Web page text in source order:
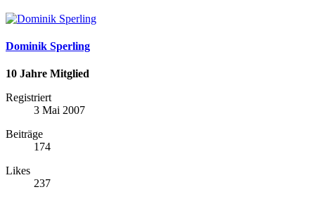
Dominik Sperling
10 Jahre Mitglied
Registriert
3 Mai 2007
Beiträge
174
Likes
237